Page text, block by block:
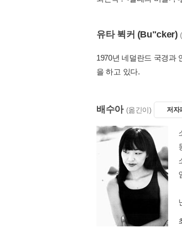
유타 뷕커 (Bu"cker)
1970년 네덜란드 국경과
을 하고 있다.
배수아 (옮긴이) 저자